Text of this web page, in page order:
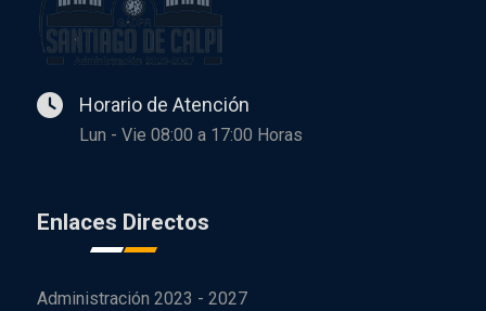
Horario de Atención
Lun - Vie 08:00 a 17:00 Horas
Enlaces Directos
Administración 2023 - 2027